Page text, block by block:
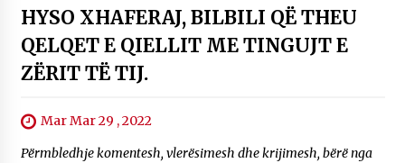
HYSO XHAFERAJ, BILBILI QË THEU
QELQET E QIELLIT ME TINGUJT E
ZËRIT TË TIJ.
Mar Mar 29 , 2022
Përmbledhje komentesh, vlerësimesh dhe krijimesh, bërë nga